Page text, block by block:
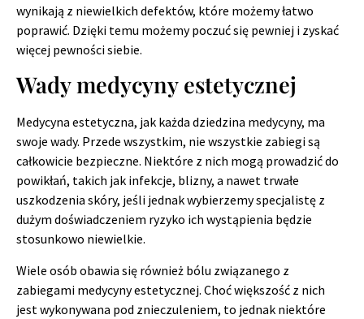
wynikają z niewielkich defektów, które możemy łatwo
poprawić. Dzięki temu możemy poczuć się pewniej i zyskać
więcej pewności siebie.
Wady medycyny estetycznej
Medycyna estetyczna, jak każda dziedzina medycyny, ma
swoje wady. Przede wszystkim, nie wszystkie zabiegi są
całkowicie bezpieczne. Niektóre z nich mogą prowadzić do
powikłań, takich jak infekcje, blizny, a nawet trwałe
uszkodzenia skóry, jeśli jednak wybierzemy specjalistę z
dużym doświadczeniem ryzyko ich wystąpienia będzie
stosunkowo niewielkie.
Wiele osób obawia się również bólu związanego z
zabiegami medycyny estetycznej. Choć większość z nich
jest wykonywana pod znieczuleniem, to jednak niektóre